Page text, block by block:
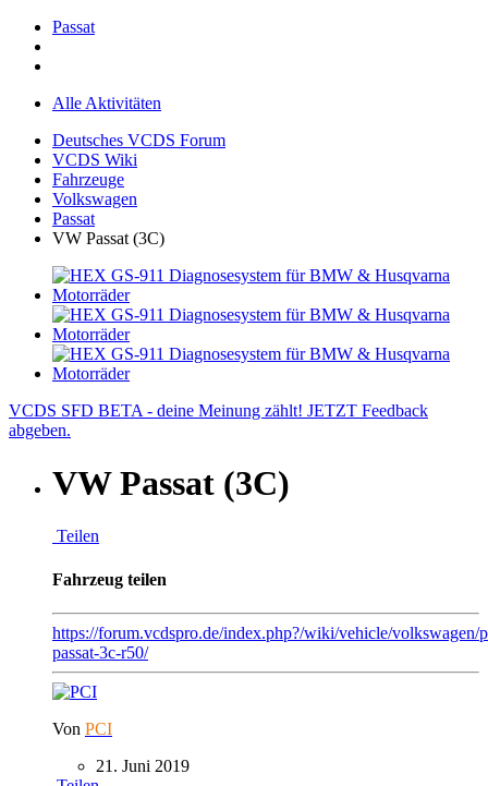
Passat
Alle Aktivitäten
Deutsches VCDS Forum
VCDS Wiki
Fahrzeuge
Volkswagen
Passat
VW Passat (3C)
VCDS SFD BETA - deine Meinung zählt! JETZT Feedback
abgeben.
VW Passat (3C)
Teilen
Fahrzeug teilen
https://forum.vcdspro.de/index.php?/wiki/vehicle/volkswagen/
passat-3c-r50/
Von PCI
21. Juni 2019